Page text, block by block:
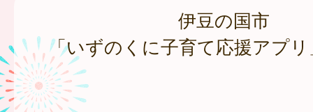
伊豆の国市
「いずのくに子育て応援アプ